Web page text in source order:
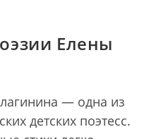
Елены
— одна из
детских поэтесс.